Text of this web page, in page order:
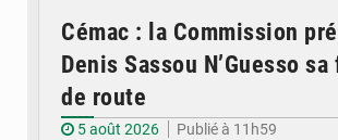
Cémac : la Commission
Denis Sassou N’Guesso
de route
5 août 2026
Publié à 11h59